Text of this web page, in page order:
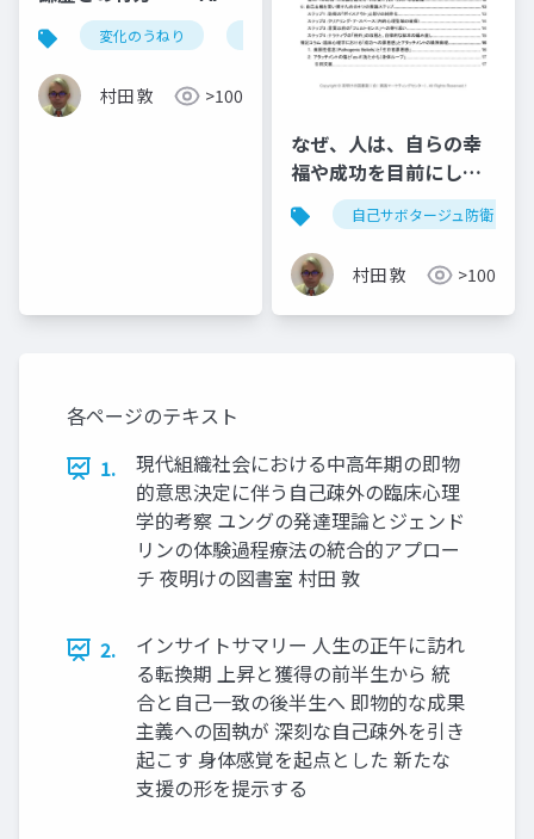
いう鏡の前に立ち、私
たちが選ぶべき「凪」
の佇まい
変化のうねり 知的謙虚さ 凪の佇まい
村田 敦 >100
なぜ、人は、自らの幸
福や成功を目前にし
て、それを自ら破壊し
てしまうのか：哀しき
忠誠の解体と実存的自
律の回復
自己サボタージュ防衛
村田 敦 >100
各ページのテキスト
1.
現代組織社会における中高年期の即物
的意思決定に伴う自己疎外の臨床心理
学的考察 ユングの発達理論とジェンド
リンの体験過程療法の統合的アプロー
チ 夜明けの図書室 村田 敦
2.
インサイトサマリー 人生の正午に訪れ
る転換期 上昇と獲得の前半生から 統
合と自己一致の後半生へ 即物的な成果
主義への固執が 深刻な自己疎外を引き
起こす 身体感覚を起点とした 新たな
支援の形を提示する